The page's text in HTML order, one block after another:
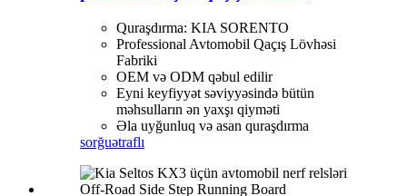
Quraşdırma: KIA SORENTO
Professional Avtomobil Qaçış Lövhəsi
Fabriki
OEM və ODM qəbul edilir
Eyni keyfiyyət səviyyəsində bütün
məhsulların ən yaxşı qiyməti
Əla uyğunluq və asan quraşdırma
sorğuətraflı